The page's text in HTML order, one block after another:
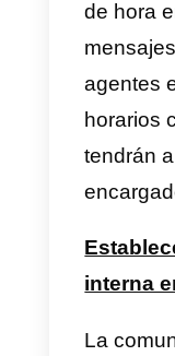
una a
API,